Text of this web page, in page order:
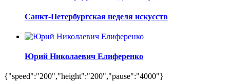
Санкт-Петербургская неделя искусств
Юрий Николаевич Елиференко
{"speed":"200","height":"200","pause":"4000"}